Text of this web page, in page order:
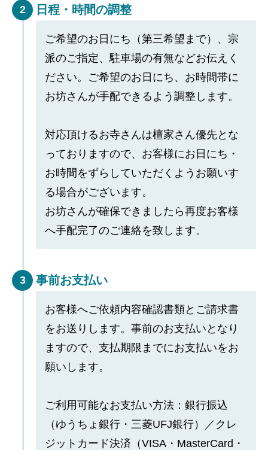
2 日程・時間の調整
ご希望のお日にち（第三希望まで）、宗
派のご指定、駐車場の有無などお伝えく
ださい。ご希望のお日にち、お時間帯に
お坊さんが手配できるよう調整します。
対応頂けるお寺さんは檀家さん優先とな
っておりますので、お客様にお日にち・
お時間をずらしていただくようお願いす
る場合がございます。
お坊さんが確保できましたら再度お客様
へ手配完了のご連絡を致します。
3 事前お支払い
お客様へご依頼内容確認書類とご請求書
をお送りします。事前のお支払いとなり
ますので、支払期限までにお支払いをお
願いします。
ご利用可能なお支払い方法：銀行振込
（ゆうちょ銀行・三菱UFJ銀行）／クレ
ジットカード決済（VISA・MasterCard・